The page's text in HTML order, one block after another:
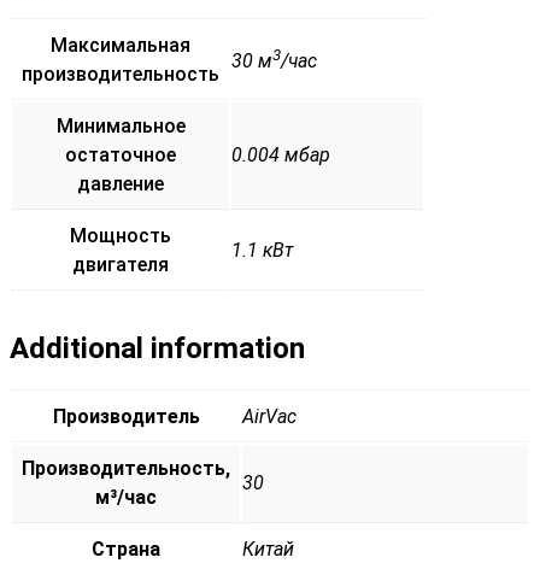
Максимальная
производительность
30 м3/час
Минимальное
остаточное
давление
0.004 мбар
Мощность
двигателя
1.1 кВт
Additional information
Производитель AirVac
Производительность,
м³/час
30
Страна Китай